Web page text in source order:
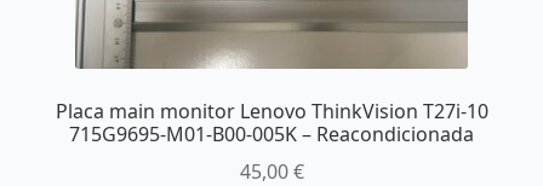
Placa main monitor Lenovo ThinkVision T27i-10
715G9695-M01-B00-005K – Reacondicionada
45,00€